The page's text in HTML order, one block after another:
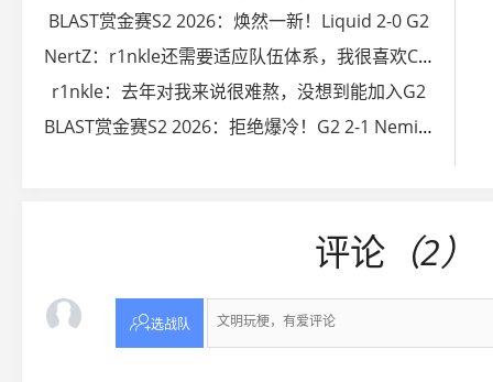
BLAST赏金赛S2 2026：焕然一新！Liquid 2-0 G2
NertZ：r1nkle还需要适应队伍体系，我很喜欢Cache
r1nkle：去年对我来说很难熬，没想到能加入G2
BLAST赏金赛S2 2026：拒绝爆冷！G2 2-1 Nemiga
评论 （2）
选战队